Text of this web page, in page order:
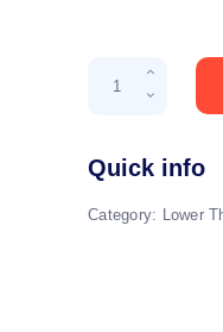
Abstract
Lower
quantity
Quick info
Category: Lower